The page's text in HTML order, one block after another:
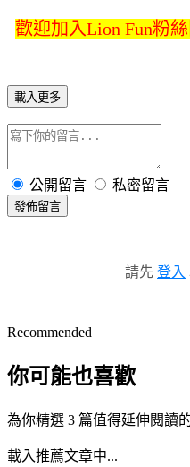
歡迎加入Lion Fun粉
載入更多
公開留言 私密留言
發佈留言
請先 登入
Recommended
你可能也喜歡
為你精選 3 篇值得延伸閱讀
載入推薦文章中...